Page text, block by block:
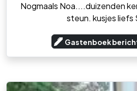
Nogmaals Noa....duizenden
steun. kusjes liefs
Gastenboek